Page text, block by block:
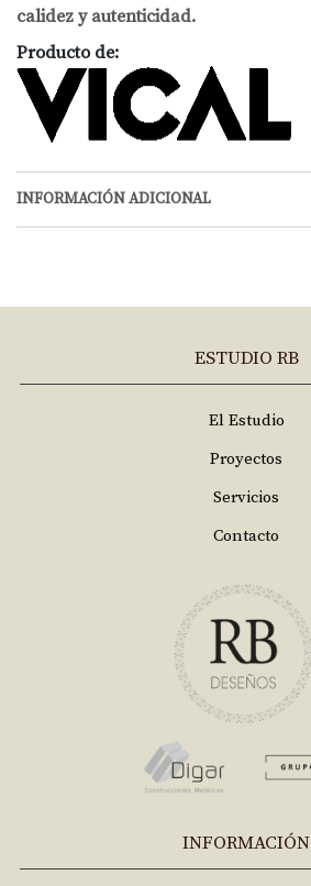
calidez y autenticidad.
Producto de:
INFORMACIÓN ADICIONAL
ESTUDIO RB
El Estudio
Proyectos
Servicios
Contacto
INFORMACIÓN